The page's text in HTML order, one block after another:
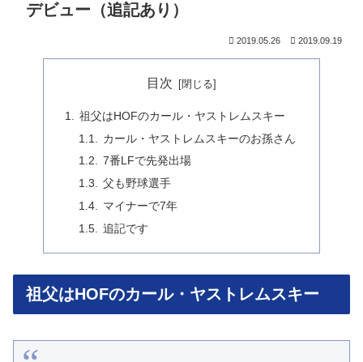
デビュー（追記あり）
2019.05.26 2019.09.19
目次
祖父はHOFのカール・ヤストレムスキー
カール・ヤストレムスキーのお孫さん
7番LFで先発出場
父も野球選手
マイナーで7年
追記です
祖父はHOFのカール・ヤストレムスキー